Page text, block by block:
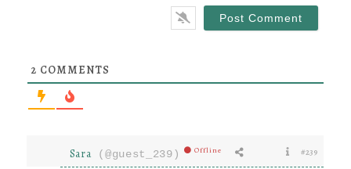
2 COMMENTS
Sara (@guest_239) Offline #239